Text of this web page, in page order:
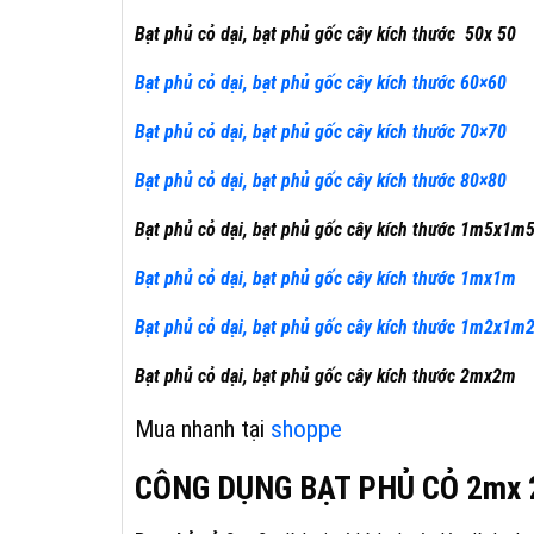
Bạt phủ cỏ dại, bạt phủ gốc cây kích thước 50x 50
Bạt phủ cỏ dại, bạt phủ gốc cây kích thước 60×60
Bạt phủ cỏ dại, bạt phủ gốc cây kích thước 70×70
Bạt phủ cỏ dại, bạt phủ gốc cây kích thước 80×80
Bạt phủ cỏ dại, bạt phủ gốc cây kích thước 1m5x1m5
Bạt phủ cỏ dại, bạt phủ gốc cây kích thước 1mx1m
Bạt phủ cỏ dại, bạt phủ gốc cây kích thước 1m2x1m2
Bạt phủ cỏ dại, bạt phủ gốc cây kích thước 2mx2m
Mua nhanh tại shoppe
CÔNG DỤNG BẠT PHỦ CỎ 2mx